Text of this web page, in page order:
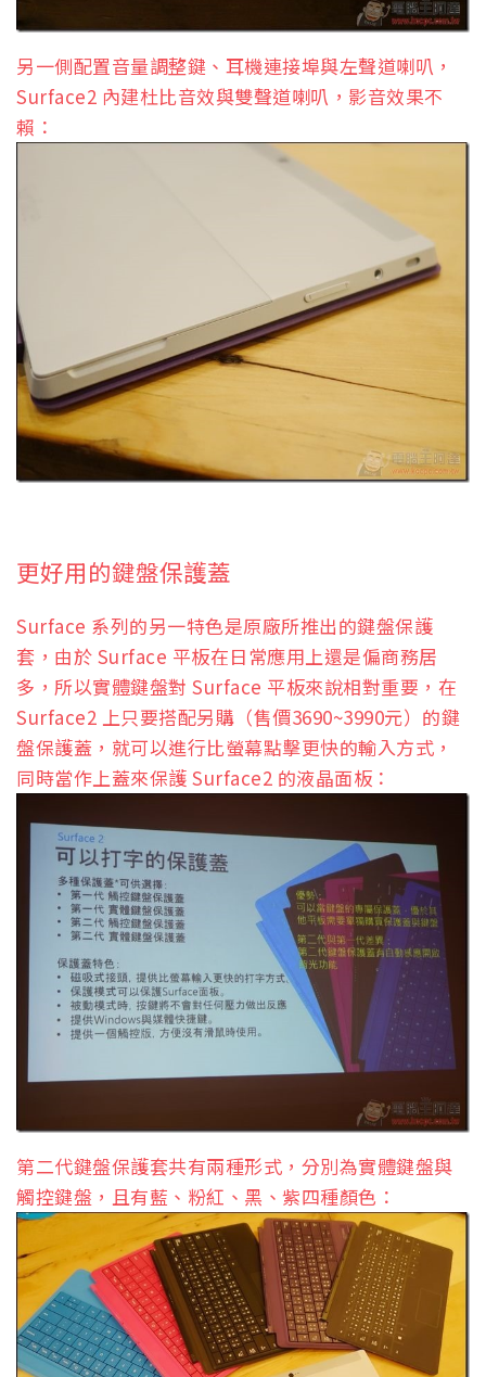
另一側配置音量調整鍵、耳機連接埠與左聲道喇叭，
Surface2 內建杜比音效與雙聲道喇叭，影音效果不
賴：
更好用的鍵盤保護蓋
Surface 系列的另一特色是原廠所推出的鍵盤保護
套，由於 Surface 平板在日常應用上還是偏商務居
多，所以實體鍵盤對 Surface 平板來說相對重要，在
Surface2 上只要搭配另購（售價3690~3990元）的鍵
盤保護蓋，就可以進行比螢幕點擊更快的輸入方式，
同時當作上蓋來保護 Surface2 的液晶面板：
第二代鍵盤保護套共有兩種形式，分別為實體鍵盤與
觸控鍵盤，且有藍、粉紅、黑、紫四種顏色：